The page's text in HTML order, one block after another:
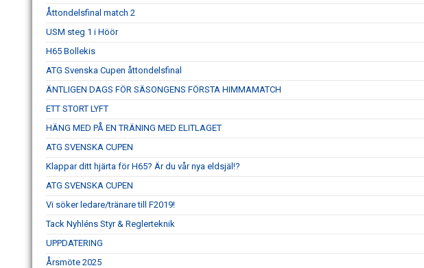
Åttondelsfinal match 2
USM steg 1 i Höör
H65 Bollekis
ATG Svenska Cupen åttondelsfinal
ÄNTLIGEN DAGS FÖR SÄSONGENS FÖRSTA HIMMAMATCH
ETT STORT LYFT
HÄNG MED PÅ EN TRÄNING MED ELITLAGET
ATG SVENSKA CUPEN
Klappar ditt hjärta för H65? Är du vår nya eldsjäl!?
ATG SVENSKA CUPEN
Vi söker ledare/tränare till F2019!
Tack Nyhléns Styr & Reglerteknik
UPPDATERING
Årsmöte 2025